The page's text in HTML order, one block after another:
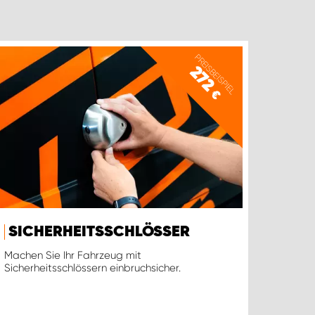
PREISBEISPIEL
272
€
SICHERHEITSSCHLÖSSER
Machen Sie Ihr Fahrzeug mit
Sicherheitsschlössern einbruchsicher.